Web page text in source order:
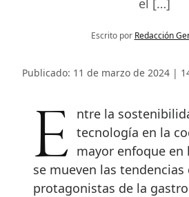
el […]
Escrito por Redacción
Publicado: 11 de marzo de 2024 |
Entre la sostenibilidad, la tecnología en la
mayor enfoque en
se mueven las tendencias
protagonistas de la